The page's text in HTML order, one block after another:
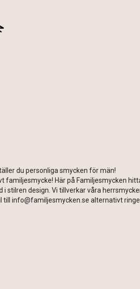
du personliga smycken för män!
familjesmycke! Här på Familjesmycken
design. Vi tillverkar våra
info@familjesmycken.se alternativt